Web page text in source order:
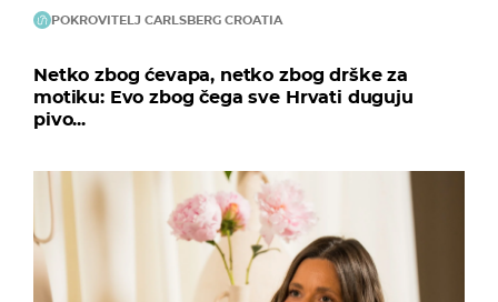
POKROVITELJ CARLSBERG CROATIA
Netko zbog ćevapa, netko zbog drške za
motiku: Evo zbog čega sve Hrvati duguju
pivo...